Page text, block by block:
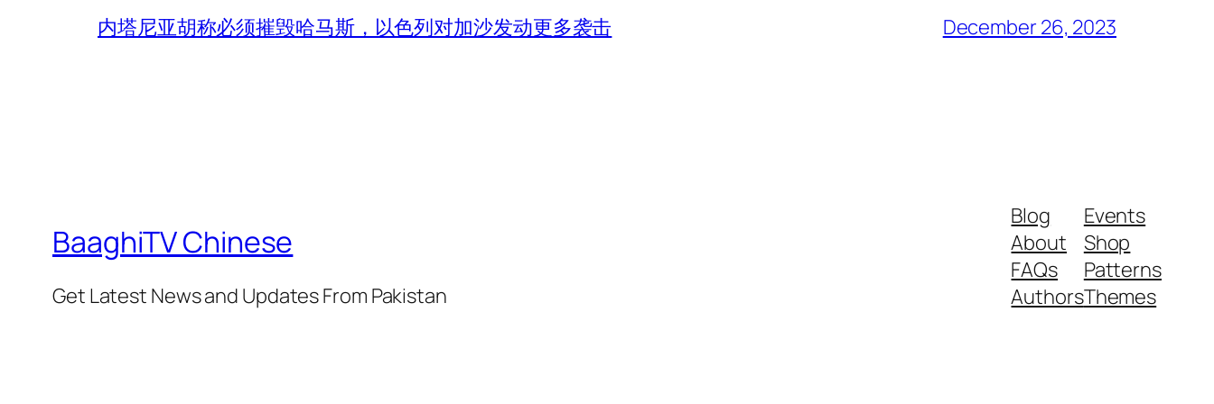
内塔尼亚胡称必须摧毁哈马斯，以色列对加沙发动更多袭击 December 26, 2023
BaaghiTV Chinese
Get Latest News and Updates From Pakistan
Blog
About
FAQs
Authors
Events
Shop
Patterns
Themes